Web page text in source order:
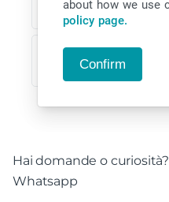
Hai domande o curiosità?
Whatsapp